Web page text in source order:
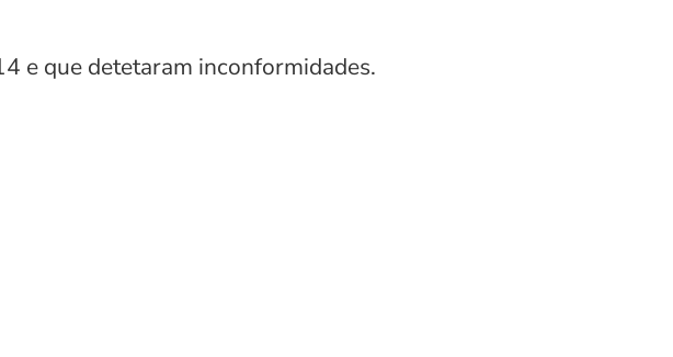
e que detetaram inconformidades.